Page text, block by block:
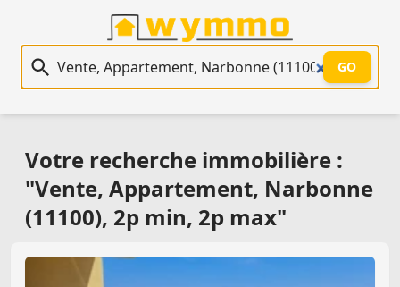
Recherche immobilière
GO
Votre recherche immobilière :
"Vente, Appartement, Narbonne
(11100), 2p min, 2p max"